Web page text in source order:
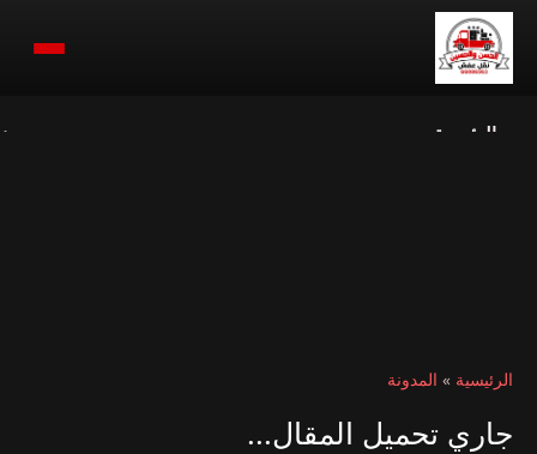
الرئيسية
الرئيسية » المدونة
جاري تحميل المقال...